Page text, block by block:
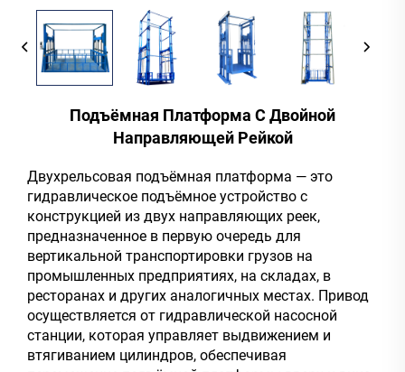
Подъёмная Платформа С Двойной
Направляющей Рейкой
Двухрельсовая подъёмная платформа — это
гидравлическое подъёмное устройство с
конструкцией из двух направляющих реек,
предназначенное в первую очередь для
вертикальной транспортировки грузов на
промышленных предприятиях, на складах, в
ресторанах и других аналогичных местах. Привод
осуществляется от гидравлической насосной
станции, которая управляет выдвижением и
втягиванием цилиндров, обеспечивая